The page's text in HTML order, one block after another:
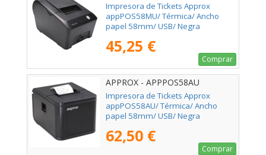
Impresora de Tickets Approx
appPOS58MU/ Térmica/ Ancho
papel 58mm/ USB/ Negra
45,25 €
Comprar
APPROX - APPPOS58AU
Impresora de Tickets Approx
appPOS58AU/ Térmica/ Ancho
papel 58mm/ USB/ Negra
62,50 €
Comprar